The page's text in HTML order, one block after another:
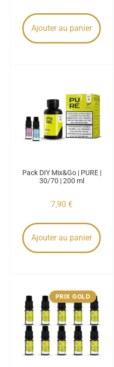
Ajouter au panier
Pack DIY Mix&Go | PURE |
30/70 | 200 ml
7,90 €
Ajouter au panier
PRIX GOLD